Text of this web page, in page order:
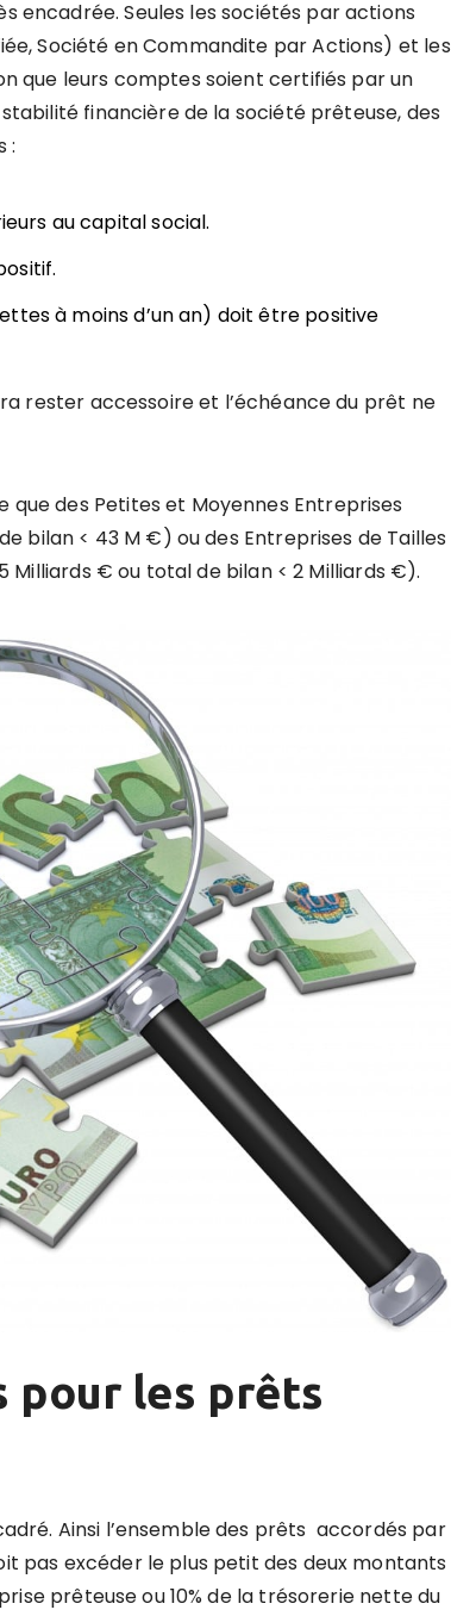
encadrée. Seules les sociétés par actions
Société en Commandite par Actions) et les
que leurs comptes soient certifiés par un
financière de la société prêteuse, des
:
au capital social.
à moins d’un an) doit être positive
rester accessoire et l’échéance du prêt ne
des Petites et Moyennes Entreprises
bilan < 43 M €) ou des Entreprises de Tailles
Milliards € ou total de bilan < 2 Milliards €).
les prêts
Ainsi l’ensemble des prêts accordés par
pas excéder le plus petit des deux montants
prêteuse ou 10% de la trésorerie nette du